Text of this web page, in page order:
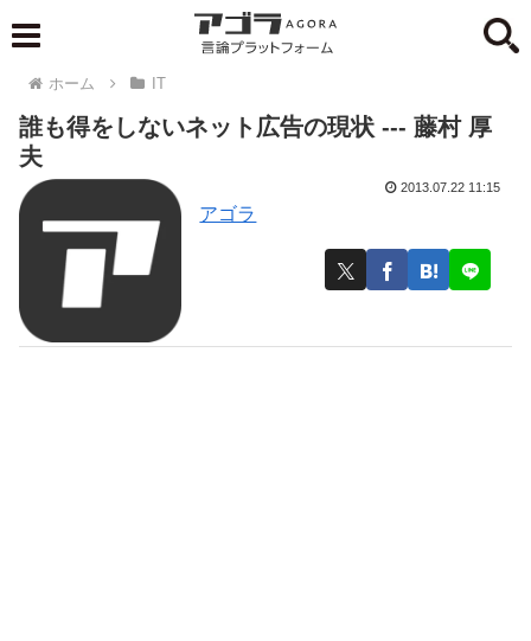
ホーム IT
誰も得をしないネット広告の現状 --- 藤村 厚
夫
アゴラ
2013.07.22 11:15